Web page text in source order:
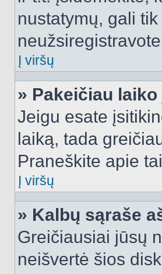
nustatymų, gali
Į viršų
» Pakeičiau
Jeigu esate
laiką, tada
Praneškite apie
Į viršų
» Kalbų sąraše
Greičiausiai jūsų
neišvertė šios